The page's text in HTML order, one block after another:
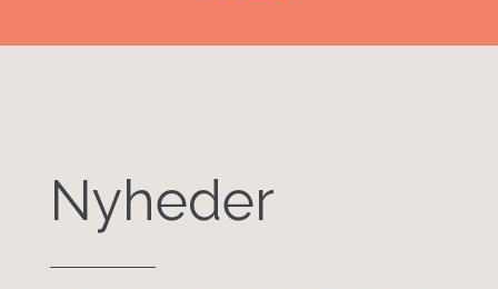
Nyheder